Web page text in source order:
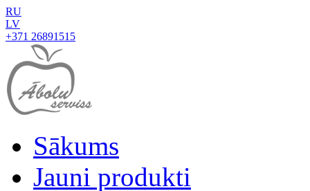
RU
LV
+371 26891515
Sākums
Jauni produkti